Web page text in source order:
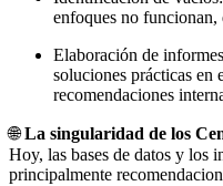
enfoques no funcionan,
Elaboración de
soluciones prácticas en
recomendaciones
🌐La singularidad de los
Hoy, las bases de datos y los
principalmente